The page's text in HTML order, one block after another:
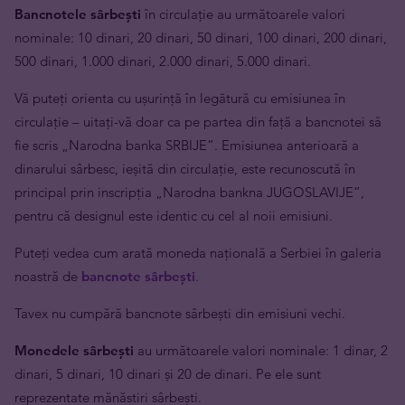
Bancnotele sârbești în circulație au următoarele valori
nominale: 10 dinari, 20 dinari, 50 dinari, 100 dinari, 200 dinari,
500 dinari, 1.000 dinari, 2.000 dinari, 5.000 dinari.
Vă puteți orienta cu ușurință în legătură cu emisiunea în
circulație – uitați-vă doar ca pe partea din față a bancnotei să
fie scris „Narodna banka SRBIJE”. Emisiunea anterioară a
dinarului sârbesc, ieșită din circulație, este recunoscută în
principal prin inscripția „Narodna bankna JUGOSLAVIJE”,
pentru că designul este identic cu cel al noii emisiuni.
Puteți vedea cum arată moneda națională a Serbiei în galeria
noastră de bancnote sârbești
Tavex nu cumpără bancnote sârbești din emisiuni vechi.
Monedele sârbești au următoarele valori nominale: 1 dinar, 2
dinari, 5 dinari, 10 dinari și 20 de dinari. Pe ele sunt
reprezentate mănăstiri sârbești.